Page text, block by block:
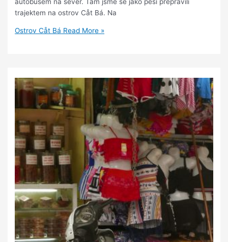
trajektem na ostrov Cåt Bá. Na
Ostrov Cåt Bá Read More »